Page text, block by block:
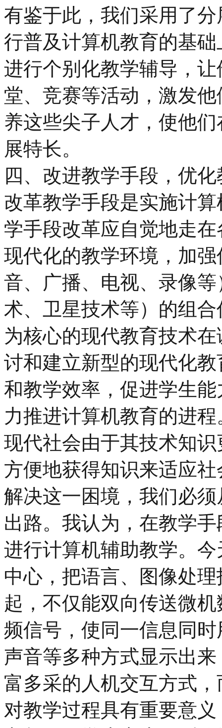
有鉴于此，我们采用了
行普及计算机教育的基
进行个别化教学辅导，
堂、竞赛等活动，激发
养这些尖子人才，使他
展特长。
四、改进教学手段，优
改革教学手段是实施计
学手段改革应自觉地走
现代化的教学环境，加
音、广播、电视、录像
术、卫星技术等）的组
为核心的现代教育技术
讨和建立新型的现代化
和教学效率，促进学生
力推进计算机教育的进程
现代社会由于其技术知
方便地获得知识来适应
解决这一困境，我们必
出路。我认为，在教学
进行计算机辅助教学。
中心，把语言、图像处
起，不仅能双向传送微
频信号，使同一信息同
声音等多种方式显示出
富多采的人机交互方式
对教学过程具有重要意